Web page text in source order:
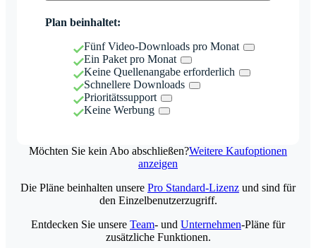
Plan beinhaltet:
Fünf Video-Downloads pro Monat
Ein Paket pro Monat
Keine Quellenangabe erforderlich
Schnellere Downloads
Prioritätssupport
Keine Werbung
Möchten Sie kein Abo abschließen?Weitere Kaufoptionen
anzeigen
Die Pläne beinhalten unsere Pro Standard-Lizenz und sind für
den Einzelbenutzerzugriff.
Entdecken Sie unsere Team- und Unternehmen-Pläne für
zusätzliche Funktionen.